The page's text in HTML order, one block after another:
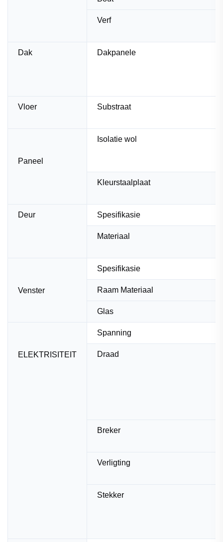
Verf
Dak Dakpanele
Vloer Substraat
Paneel
Isolatie wol
Kleurstaalplaat
Deur Spesifikasie
Materiaal
Venster
Spesifikasie
Raam Materiaal
Glas
ELEKTRISITEIT
Spanning
Draad
Breker
Verligting
Stekker